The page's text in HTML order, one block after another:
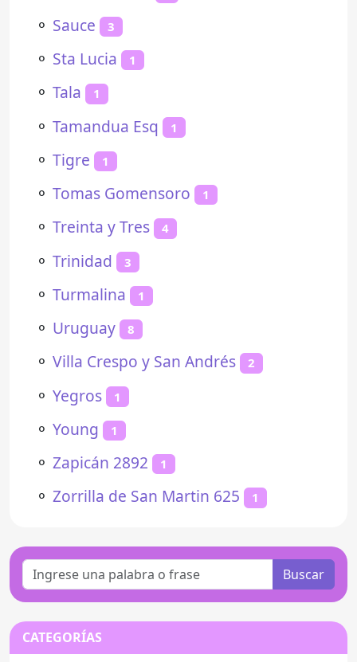
⚬ Sauce 3
⚬ Sta Lucia 1
⚬ Tala 1
⚬ Tamandua Esq 1
⚬ Tigre 1
⚬ Tomas Gomensoro 1
⚬ Treinta y Tres 4
⚬ Trinidad 3
⚬ Turmalina 1
⚬ Uruguay 8
⚬ Villa Crespo y San Andrés 2
⚬ Yegros 1
⚬ Young 1
⚬ Zapicán 2892 1
⚬ Zorrilla de San Martin 625 1
Buscar
CATEGORÍAS